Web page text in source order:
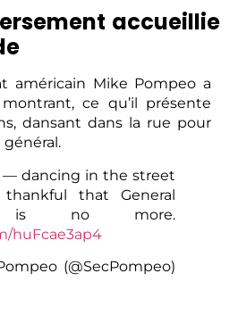
accueillie
américain Mike Pompeo a
ce qu’il présente
dansant dans la rue pour
— dancing in the street
that General
is no more.
huFcae3ap4
(@SecPompeo)